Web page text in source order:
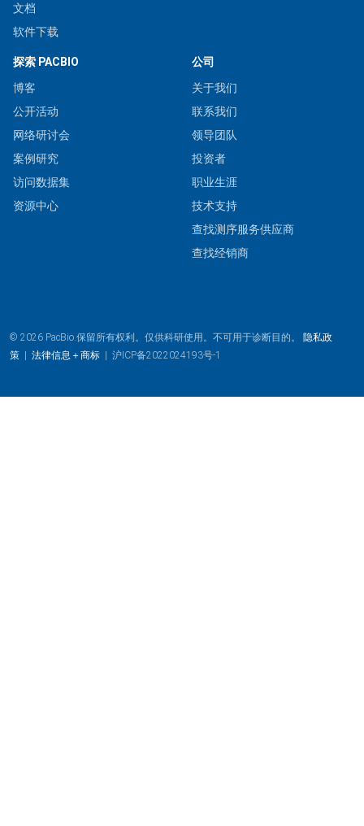
文档
软件下载
探索 PACBIO
博客
公开活动
网络研讨会
案例研究
访问数据集
资源中心
公司
关于我们
联系我们
领导团队
投资者
职业生涯
技术支持
查找测序服务供应商
查找经销商
© 2026 PacBio.保留所有权利。仅供科研使用。不可用于诊断目的。 隐私政
策 | 法律信息＋商标 | 沪ICP备2022024193号-1